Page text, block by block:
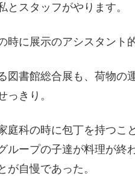
とスタッフがやります。
時に展示のアシスタント
図書館総合展も、荷物の
っきり。
庭科の時に包丁を持つこ
ループの子達が料理が終
が自慢であった。